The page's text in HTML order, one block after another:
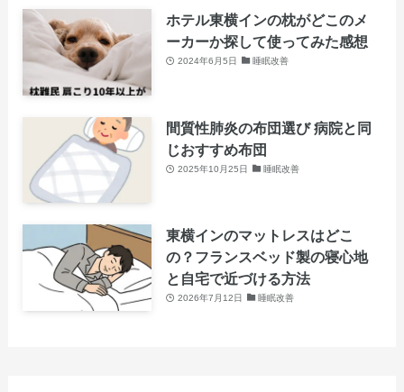
ホテル東横インの枕がどこのメ
ーカーか探して使ってみた感想
2024年6月5日 睡眠改善
間質性肺炎の布団選び 病院と同
じおすすめ布団
2025年10月25日 睡眠改善
東横インのマットレスはどこ
の？フランスベッド製の寝心地
と自宅で近づける方法
2026年7月12日 睡眠改善